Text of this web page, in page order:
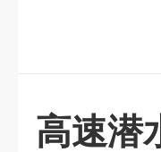
高速潜